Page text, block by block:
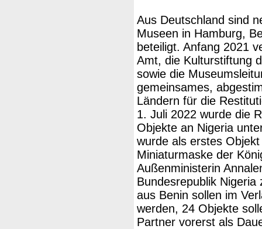
Aus Deutschland sind
Museen in Hamburg,
beteiligt. Anfang 2021
Amt, die Kulturstiftung
sowie die
gemeinsames,
Ländern für die
1. Juli 2022 wurde die
Objekte an Nigeria
wurde als erstes
Miniaturmaske der
Außenministerin
Bundesrepublik
aus Benin sollen im
werden, 24 Objekte
Partner vorerst als